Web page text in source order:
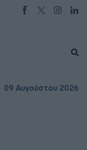
09 Αυγούστου 2026